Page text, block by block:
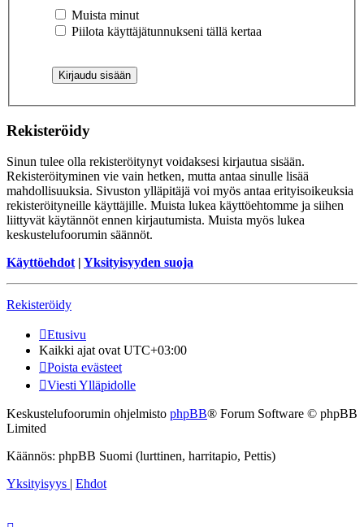
Muista minut
Piilota käyttäjätunnukseni tällä kertaa
Rekisteröidy
Sinun tulee olla rekisteröitynyt voidaksesi kirjautua sisään.
Rekisteröityminen vie vain hetken, mutta antaa sinulle lisää
mahdollisuuksia. Sivuston ylläpitäjä voi myös antaa erityisoikeuksia
rekisteröityneille käyttäjille. Muista lukea käyttöehtomme ja siihen
liittyvät käytännöt ennen kirjautumista. Muista myös lukea
keskustelufoorumin säännöt.
Käyttöehdot | Yksityisyyden suoja
Rekisteröidy
Etusivu
Kaikki ajat ovat UTC+03:00
Poista evästeet
Viesti Ylläpidolle
Keskustelufoorumin ohjelmisto phpBB® Forum Software © phpBB
Limited
Käännös: phpBB Suomi (lurttinen, harritapio, Pettis)
Yksityisyys | Ehdot